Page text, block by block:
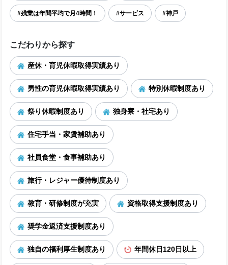
#残業は年間平均で月4時間！ #サービス #神戸
こだわりから探す
産休・育児休暇取得実績あり
男性の育児休暇取得実績あり 特別休暇制度あり
祭り休暇制度あり 独身寮・社宅あり
住宅手当・家賃補助あり
社員食堂・食事補助あり
旅行・レジャー優待制度あり
教育・研修制度が充実 資格取得支援制度あり
奨学金返済支援制度あり
独自の福利厚生制度あり 年間休日120日以上